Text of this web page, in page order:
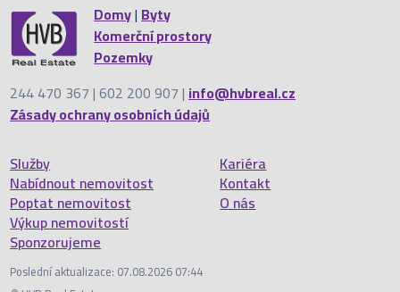
Domy|Byty
Komerční prostory
Pozemky
244 470 367 | 602 200 907 |info@hvbreal.cz
Zásady ochrany osobních údajů
Služby
Nabídnout nemovitost
Poptat nemovitost
Výkup nemovitostí
Sponzorujeme
Kariéra
Kontakt
O nás
Poslední aktualizace: 07.08.2026 07:44